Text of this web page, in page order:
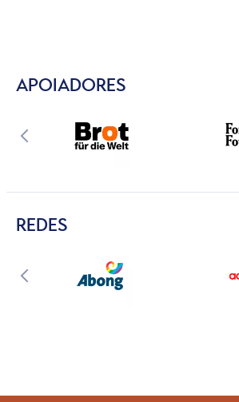
APOIADORES
REDES